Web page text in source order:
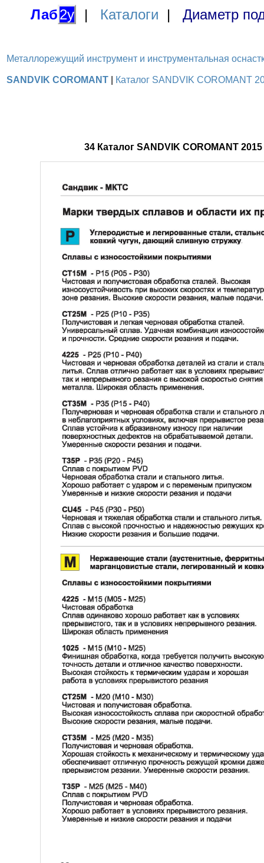
Лаб2у | Каталоги | Диаметр
Металлорежущий инструмент и инструментальная
SANDVIK COROMANT Каталог SANDVIK COROMANT
34 Каталог SANDVIK COROMANT